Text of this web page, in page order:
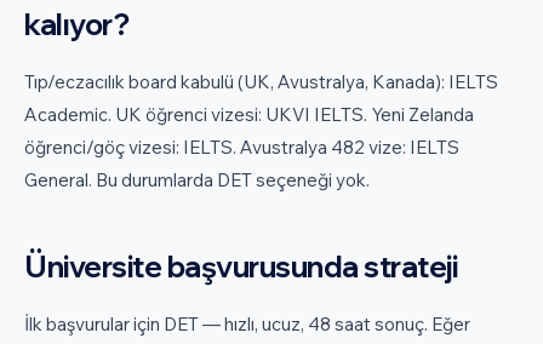
kalıyor?
Tıp/eczacılık board kabulü (UK, Avustralya, Kanada): IELTS
Academic. UK öğrenci vizesi: UKVI IELTS. Yeni Zelanda
öğrenci/göç vizesi: IELTS. Avustralya 482 vize: IELTS
General. Bu durumlarda DET seçeneği yok.
Üniversite başvurusunda strateji
İlk başvurular için DET — hızlı, ucuz, 48 saat sonuç. Eğer